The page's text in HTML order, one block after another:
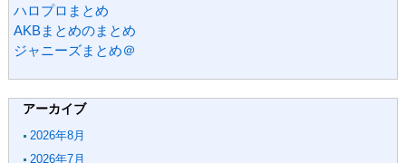
ハロプロまとめ
AKBまとめのまとめ
ジャニーズまとめ＠
アーカイブ
2026年8月
2026年7月